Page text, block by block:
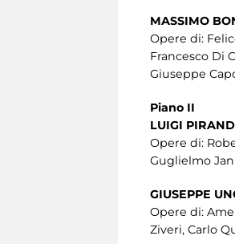
MASSIMO
Opere di:
Francesco Di
Giuseppe
Piano II
LUIGI
Opere di:
Guglielmo
GIUSEPPE
Opere di:
Ziveri, Carlo